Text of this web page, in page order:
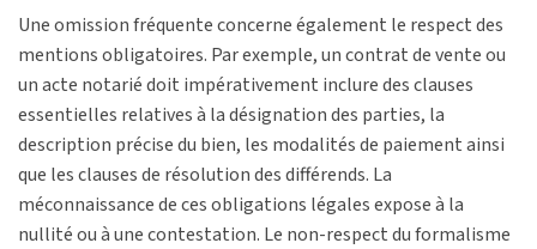
Une omission fréquente concerne également le respect des
mentions obligatoires. Par exemple, un contrat de vente ou
un acte notarié doit impérativement inclure des clauses
essentielles relatives à la désignation des parties, la
description précise du bien, les modalités de paiement ainsi
que les clauses de résolution des différends. La
méconnaissance de ces obligations légales expose à la
nullité ou à une contestation. Le non-respect du formalisme